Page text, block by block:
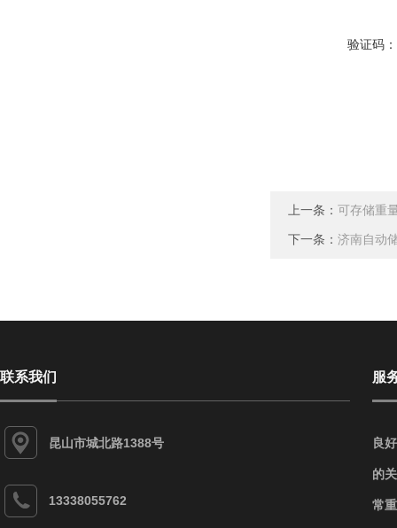
验证码：
上一条： 可存储重
下一条： 济南自动
联系我们
昆山市城北路1388号
13338055762
服
良
的
常